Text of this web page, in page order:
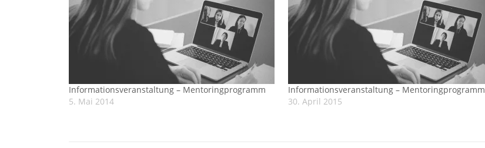
Informationsveranstaltung – Mentoringprogramm
5. Mai 2014
Informationsveranstaltung – Mentoringprogramm
30. April 2015